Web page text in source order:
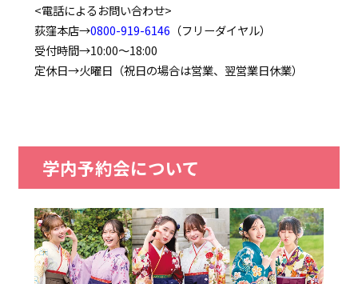
<電話によるお問い合わせ>
荻窪本店→0800-919-6146 （フリーダイヤル）
受付時間→10:00～18:00
定休日→火曜日（祝日の場合は営業、翌営業日休業）
学内予約会について